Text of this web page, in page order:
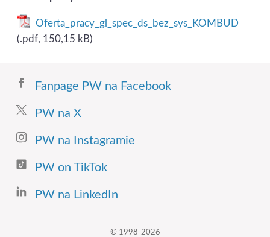
Oferta_pracy_gl_spec_ds_bez_sys_KOMBUD
(.pdf, 150,15 kB)
Fanpage PW na Facebook
PW na X
PW na Instagramie
PW on TikTok
PW na LinkedIn
© 1998-2026